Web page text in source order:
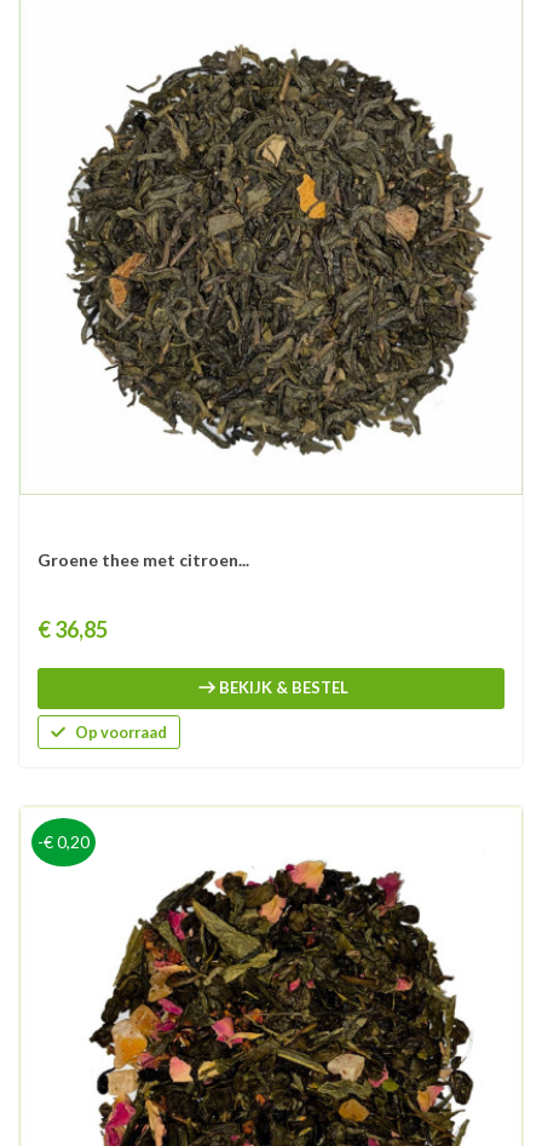
Groene thee met citroen...
Prijs
€ 36,85
BEKIJK & BESTEL
Op voorraad
-€ 0,20